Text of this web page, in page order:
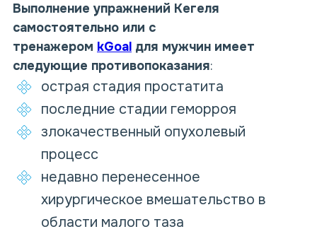
Выполнение упражнений Кегеля
самостоятельно или с
тренажером kGoal для мужчин имеет
следующие противопоказания:
острая стадия простатита
последние стадии геморроя
злокачественный опухолевый
процесс
недавно перенесенное
хирургическое вмешательство в
области малого таза